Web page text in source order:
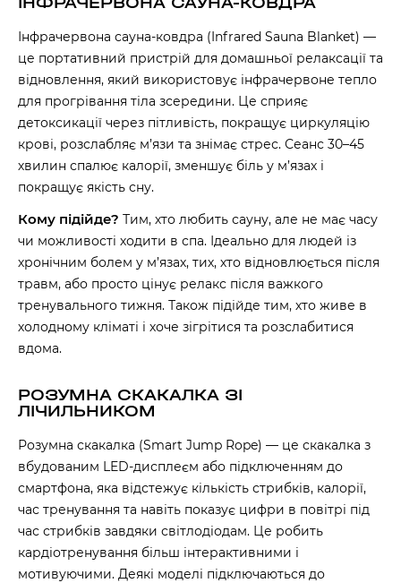
Інфрачервона сауна-ковдра (Infrared Sauna Blanket) —
це портативний пристрій для домашньої релаксації та
відновлення, який використовує інфрачервоне тепло
для прогрівання тіла зсередини. Це сприяє
детоксикації через пітливість, покращує циркуляцію
крові, розслабляє м’язи та знімає стрес. Сеанс 30–45
хвилин спалює калорії, зменшує біль у м’язах і
покращує якість сну.
Кому підійде? Тим, хто любить сауну, але не має часу
чи можливості ходити в спа. Ідеально для людей із
хронічним болем у м’язах, тих, хто відновлюється після
травм, або просто цінує релакс після важкого
тренувального тижня. Також підійде тим, хто живе в
холодному кліматі і хоче зігрітися та розслабитися
вдома.
РОЗУМНА СКАКАЛКА ЗІ
ЛІЧИЛЬНИКОМ
Розумна скакалка (Smart Jump Rope) — це скакалка з
вбудованим LED-дисплеєм або підключенням до
смартфона, яка відстежує кількість стрибків, калорії,
час тренування та навіть показує цифри в повітрі під
час стрибків завдяки світлодіодам. Це робить
кардіотренування більш інтерактивними і
мотивуючими. Деякі моделі підключаються до